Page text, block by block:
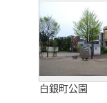
白銀町公園